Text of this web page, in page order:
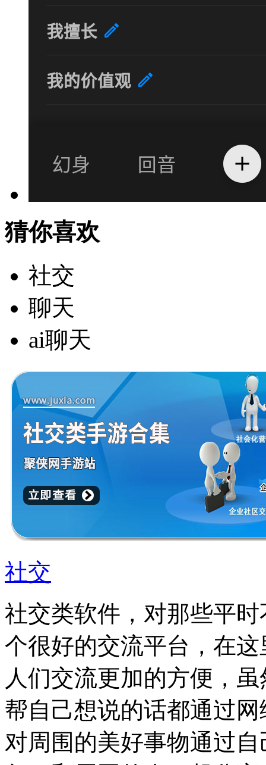
猜你喜欢
社交
聊天
ai聊天
社交
社交类软件，对那些平
个很好的交流平台，在
人们交流更加的方便，
帮自己想说的话都通过
对周围的美好事物通过